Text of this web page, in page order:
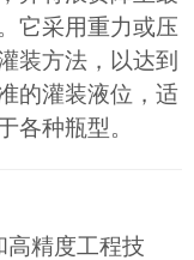
它采用重力或压
装方法，以达到
的灌装液位，适
各种瓶型。
高精度工程技